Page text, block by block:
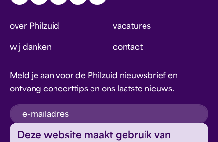
Deze website maakt gebruik van
over Philzuid vacatures
wij danken contact
Meld je aan voor de Philzuid nieuwsbrief en
ontvang concerttips en ons laatste nieuws.
inschrijven